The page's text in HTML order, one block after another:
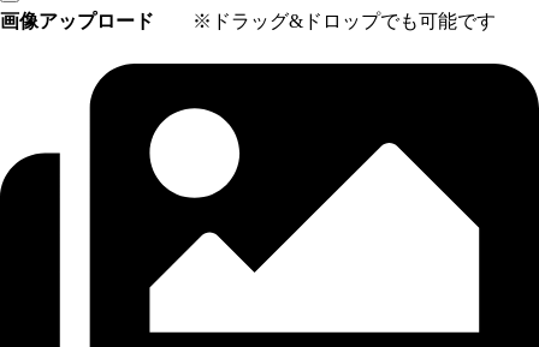
画像アップロード ※ドラッグ&ドロップでも可能です